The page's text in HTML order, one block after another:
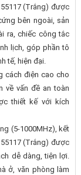
(Trắng) được
bên ngoài, sản
ra, chiếc công tắc
lịch, góp phần tô
tế, hiện đại.
cách điện cao cho
về vấn đề an toàn
thiết kế với kích
(5-1000MHz), kết
(Trắng) được
dễ dàng, tiện lợi.
ở, văn phòng làm